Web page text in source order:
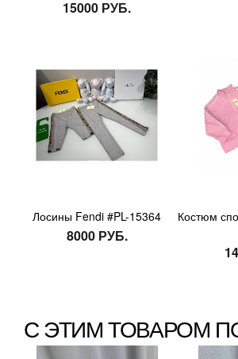
15000 РУБ.
Лосины Fendi #PL-15364
8000 РУБ.
Костюм
С ЭТИМ ТОВАРОМ